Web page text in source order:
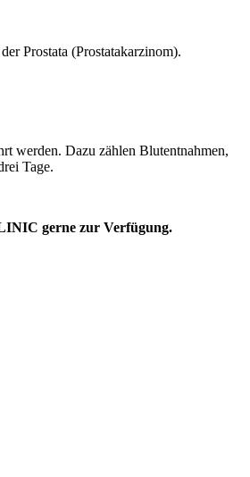
Prostata (Prostatakarzinom).
werden. Dazu zählen Blutentnahmen,
Tage.
gerne zur Verfügung.